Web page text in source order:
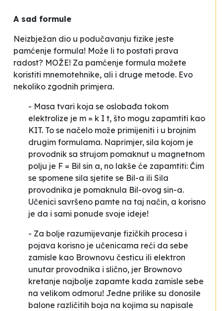
A sad formule
Neizbježan dio u podučavanju fizike jeste
pamćenje formula! Može li to postati prava
radost? MOŽE! Za pamćenje formula možete
koristiti mnemotehnike, ali i druge metode. Evo
nekoliko zgodnih primjera.
- Masa tvari koja se oslobađa tokom
elektrolize je m = k I t, što mogu zapamtiti kao
KIT. To se načelo može primijeniti i u brojnim
drugim formulama. Naprimjer, sila kojom je
provodnik sa strujom pomaknut u magnetnom
polju je F = Bil sin a, no lakše će zapamtiti: Čim
se spomene sila sjetite se Bil-a ili Sila
provodnika je pomaknula Bil-ovog sin-a.
Učenici savršeno pamte na taj način, a korisno
je da i sami ponude svoje ideje!
- Za bolje razumijevanje fizičkih procesa i
pojava korisno je učenicama reći da sebe
zamisle kao Brownovu česticu ili elektron
unutar provodnika i slično, jer Brownovo
kretanje najbolje zapamte kada zamisle sebe
na velikom odmoru! Jedne prilike su donosile
balone različitih boja na kojima su napisale